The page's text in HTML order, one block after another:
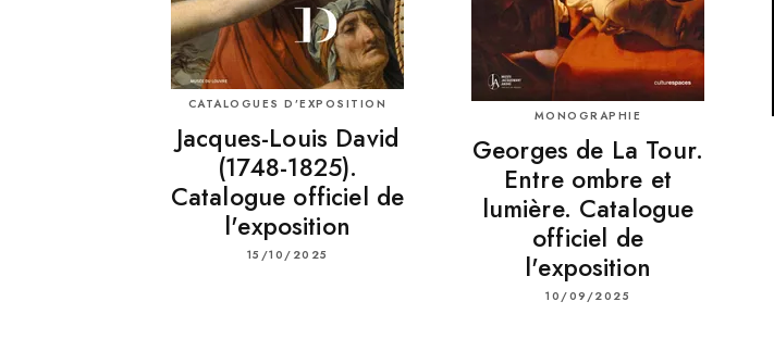
CATALOGUES D’EXPOSITION
Jacques-Louis David
(1748-1825).
Catalogue officiel de
l'exposition
15/10/2025
MONOGRAPHIE
Georges de La Tour.
Entre ombre et
lumière. Catalogue
officiel de
l'exposition
10/09/2025